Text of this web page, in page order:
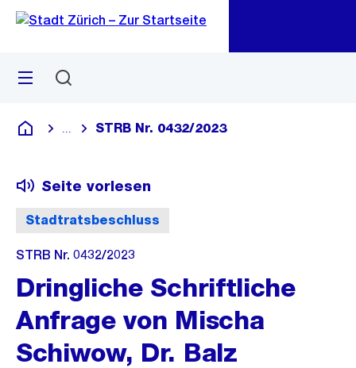
Navigation
Sprunglink
Menü
Deutsch
Blende alle Breadcrumbs ein
STRB Nr. 0432/2023
Stadtratsbeschluss
Seite vorlesen
STRB Nr. 0432/2023
Dringliche Schriftliche
Anfrage von Mischa
Schiwow, Dr. Balz